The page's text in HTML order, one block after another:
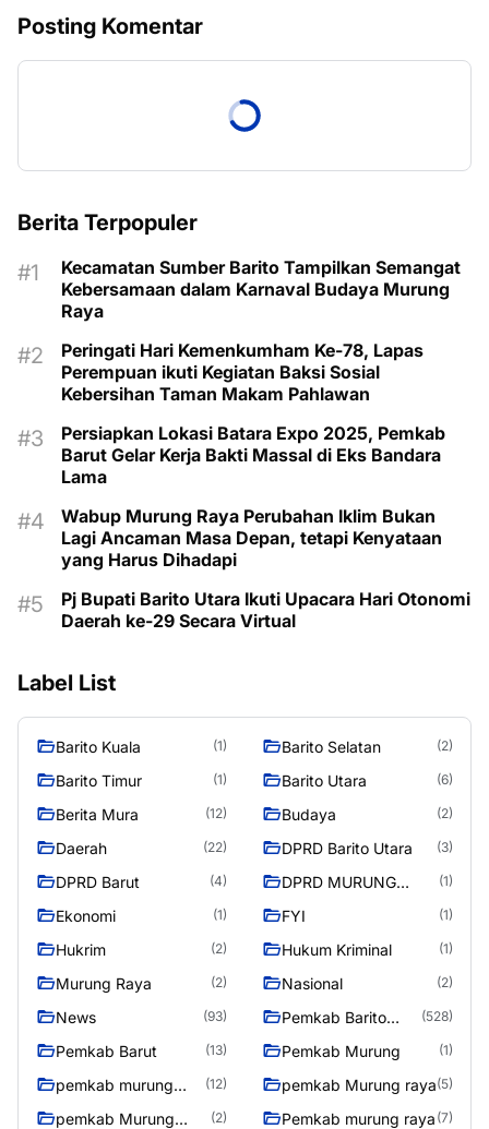
Posting Komentar
Berita Terpopuler
Kecamatan Sumber Barito Tampilkan Semangat
Kebersamaan dalam Karnaval Budaya Murung
Raya
Peringati Hari Kemenkumham Ke-78, Lapas
Perempuan ikuti Kegiatan Baksi Sosial
Kebersihan Taman Makam Pahlawan
Persiapkan Lokasi Batara Expo 2025, Pemkab
Barut Gelar Kerja Bakti Massal di Eks Bandara
Lama
Wabup Murung Raya Perubahan Iklim Bukan
Lagi Ancaman Masa Depan, tetapi Kenyataan
yang Harus Dihadapi
Pj Bupati Barito Utara Ikuti Upacara Hari Otonomi
Daerah ke-29 Secara Virtual
Label List
Barito Kuala (1) Barito Selatan (2)
Barito Timur (1) Barito Utara (6)
Berita Mura (12) Budaya (2)
Daerah (22) DPRD Barito Utara (3)
DPRD Barut (4)
DPRD MURUNG
(1)
Ekonomi (1) FYI (1)
Hukrim (2) Hukum Kriminal (1)
Murung Raya (2) Nasional (2)
News (93)
Pemkab Barito
(528)
Pemkab Barut (13) Pemkab Murung (1)
pemkab murung
(12) pemkab Murung raya(5)
pemkab Murung
(2) Pemkab murung raya (7)